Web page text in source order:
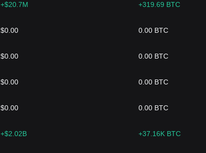
+$20.7M +319.69 BTC
$0.00 0.00 BTC
$0.00 0.00 BTC
$0.00 0.00 BTC
$0.00 0.00 BTC
+$2.02B +37.16K BTC